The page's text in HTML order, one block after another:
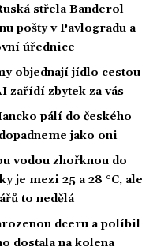
střela Banderol
pošty v Pavlogradu a
úřednice
objednají jídlo cestou
zařídí zbytek za vás
pálí do českého
jako oni
vodou zhořknou do
je mezi 25 a 28 °C, ale
to nedělá
dceru a políbil
dostala na kolena